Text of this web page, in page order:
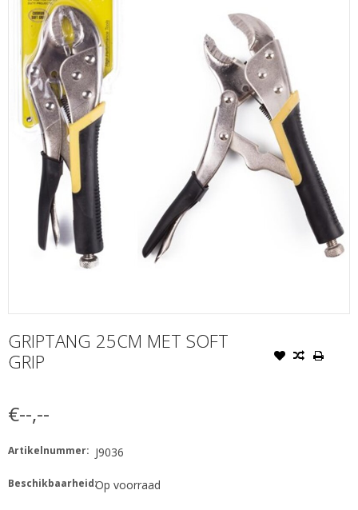
GRIPTANG 25CM MET SOFT
GRIP
€--,--
Artikelnummer: J9036
Beschikbaarheid:Op voorraad